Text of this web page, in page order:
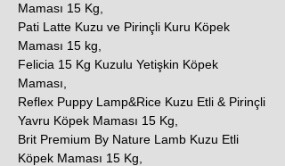
Maması 15 Kg,
Pati Latte Kuzu ve Pirinçli Kuru Köpek
Maması 15 kg,
Felicia 15 Kg Kuzulu Yetişkin Köpek
Maması,
Reflex Puppy Lamp&Rice Kuzu Etli & Pirinçli
Yavru Köpek Maması 15 Kg,
Brit Premium By Nature Lamb Kuzu Etli
Köpek Maması 15 Kg,